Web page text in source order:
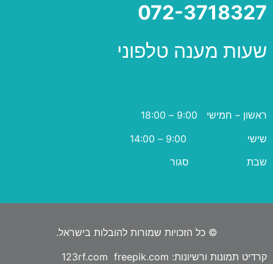
072-3718327
שעות מענה טלפוני
ראשון – חמישי 9:00 – 18:00
שישי 9:00 – 14:00
שבת סגור
© כל הזכויות שמורות להובלות בישראל.
קרדיט תמונות ורשיונות: 123rf.com freepik.com